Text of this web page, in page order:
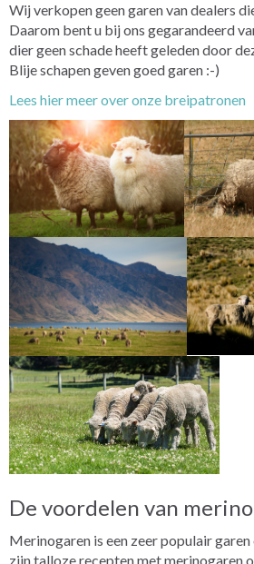
Wij verkopen geen garen van dealers
Daarom bent u bij ons gegarandeerd
dier geen schade heeft geleden door
Blije schapen geven goed garen :-)
Lees hier meer over onze breipatronen
De voordelen van
Merinogaren is een zeer populair
zijn talloze recepten met merinogaren